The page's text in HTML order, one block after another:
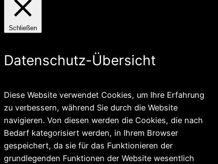
Schließen
Datenschutz-Übersicht
Diese Website verwendet Cookies, um Ihre Erfahrung
zu verbessern, während Sie durch die Website
navigieren. Von diesen werden die Cookies, die nach
Bedarf kategorisiert werden, in Ihrem Browser
gespeichert, da sie für das Funktionieren der
grundlegenden Funktionen der Website wesentlich